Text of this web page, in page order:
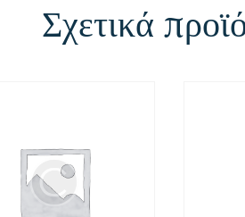
Σχετικά